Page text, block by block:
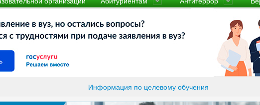
Факультеты
Руководство
Преподаватели и сотрудники
Противодействие коррупции Прочие документы
Приемная комиссия
Стоимость
Правовая
Информация
Информация по целевому обучения